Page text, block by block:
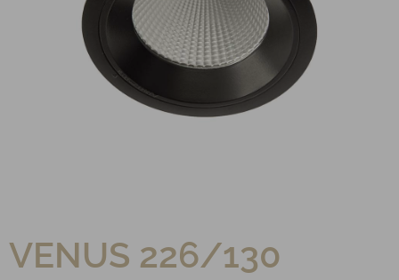
VENUS 226/130